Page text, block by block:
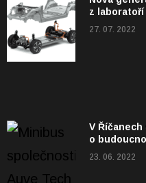
z
27. 07. 2022
V
o
23. 06. 2022